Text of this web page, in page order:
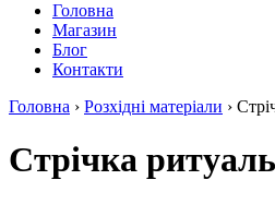
Головна
Магазин
Блог
Контакти
Головна › Розхідні матеріали ›
Стрічка